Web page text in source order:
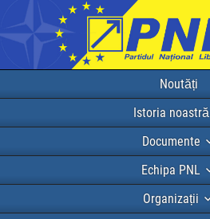
Noutăți
Istoria noastră
Documente
Echipa PNL
Organizații